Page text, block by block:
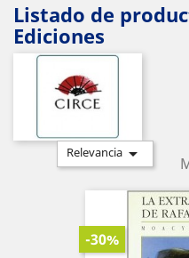
Listado de
Ediciones
Relevancia 
-30%